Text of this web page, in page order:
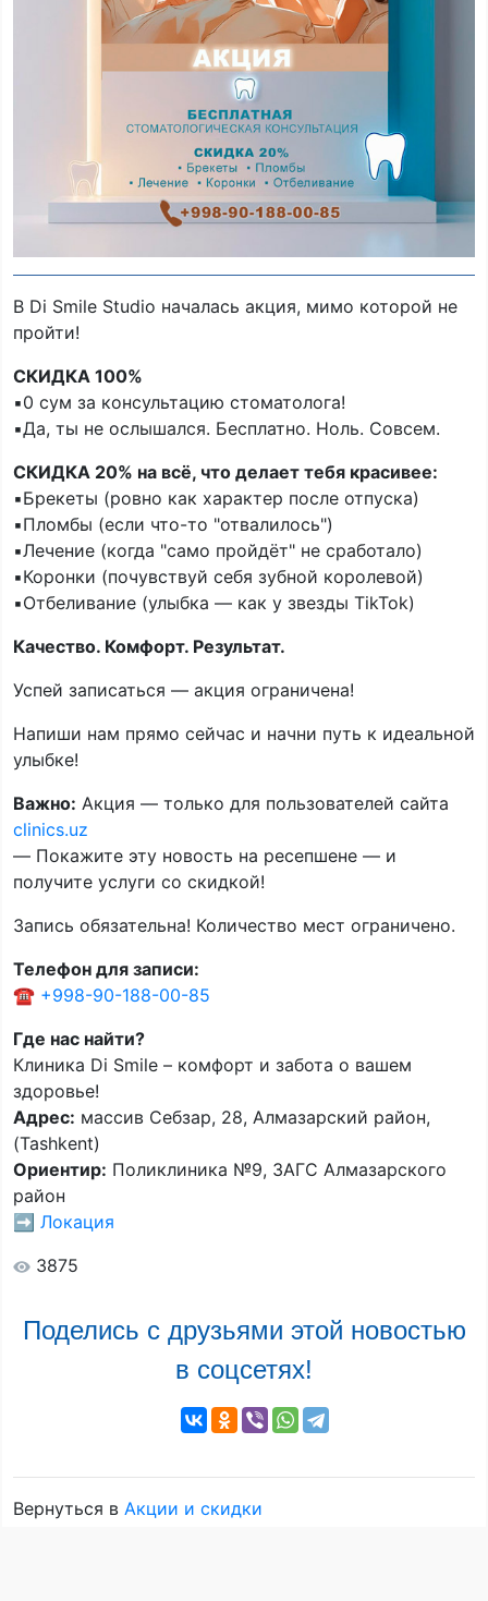
В Di Smile Studio началась акция, мимо которой не
пройти!
СКИДКА 100%
▪️0 сум за консультацию стоматолога!
▪️Да, ты не ослышался. Бесплатно. Ноль. Совсем.
СКИДКА 20% на всё, что делает тебя красивее:
▪️Брекеты (ровно как характер после отпуска)
▪️Пломбы (если что-то "отвалилось")
▪️Лечение (когда "само пройдёт" не сработало)
▪️Коронки (почувствуй себя зубной королевой)
▪️Отбеливание (улыбка — как у звезды TikTok)
Качество. Комфорт. Результат.
Успей записаться — акция ограничена!
Напиши нам прямо сейчас и начни путь к идеальной
улыбке!
Важно: Акция — только для пользователей сайта
clinics.uz
— Покажите эту новость на ресепшене — и
получите услуги со скидкой!
Запись обязательна! Количество мест ограничено.
Телефон для записи:
☎️ +998-90-188-00-85
Где нас найти?
Клиника Di Smile – комфорт и забота о вашем
здоровье!
Адрес: массив Себзар, 28, Алмазарский район,
(Tashkent)
Ориентир: Поликлиника №9, ЗАГС Алмазарского
район
➡️ Локация
3875
Поделись с друзьями этой новостью
в соцсетях!
Вернуться в Акции и скидки